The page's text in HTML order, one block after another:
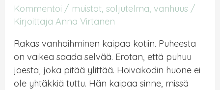
Kommentoi / muistot,soljutelma, vanhuus /
KirjoittajaAnna Virtanen
Rakas vanhaihminen kaipaa kotiin. Puheesta
on vaikea saada selvää. Erotan, että puhuu
joesta, joka pitää ylittää. Hoivakodin huone ei
ole yhtäkkiä tuttu. Hän kaipaa sinne, missä